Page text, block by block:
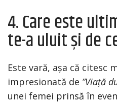
4. Care este
te-a uluit și de
Este vară, așa că citesc
impresionată de ”Viață
unei femei prinsă în